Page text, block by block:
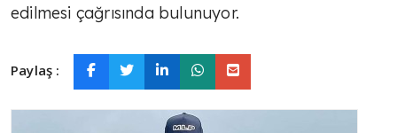
edilmesi çağrısında bulunuyor.
Paylaş :